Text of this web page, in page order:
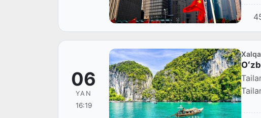
06
YAN
16:19